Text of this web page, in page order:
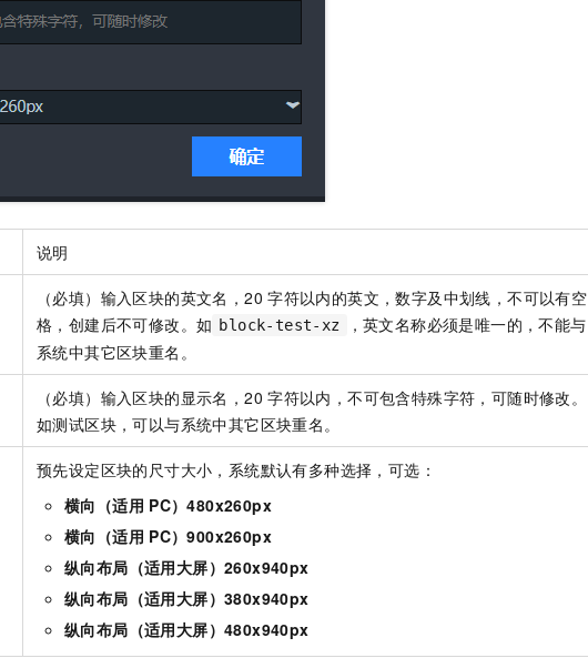
说明
（必填）输入区块的英文名，20 字符以内的英文，数字及中划线，不可以有空
格，创建后不可修改。如 block-test-xz
，英文名称必须是唯一的，不能与
系统中其它区块重名。
（必填）输入区块的显示名，20 字符以内，不可包含特殊字符，可随时修改。
如测试区块，可以与系统中其它区块重名。
预先设定区块的尺寸大小，系统默认有多种选择，可选：
横向（适用 PC）480x260px
横向（适用 PC）900x260px
纵向布局（适用大屏）260x940px
纵向布局（适用大屏）380x940px
纵向布局（适用大屏）480x940px